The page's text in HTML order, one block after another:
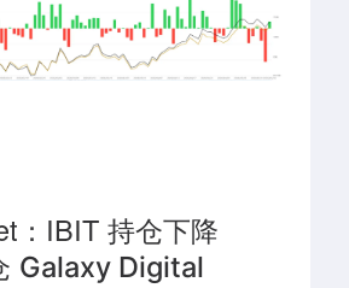
IBIT 持仓下降
Galaxy Digital